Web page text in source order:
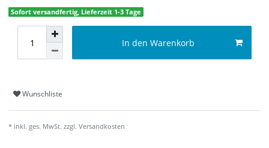
Sofort versandfertig, Lieferzeit 1-3 Tage
In den Warenkorb
Wunschliste
* inkl. ges. MwSt. zzgl. Versandkosten